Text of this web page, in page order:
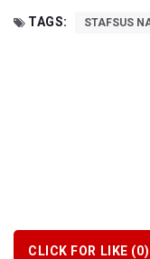
TAGS: STAFSUS
CLICK FOR LIKE (0)